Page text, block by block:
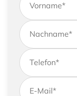
Vorname*
Nachname*
Telefon*
E-Mail*